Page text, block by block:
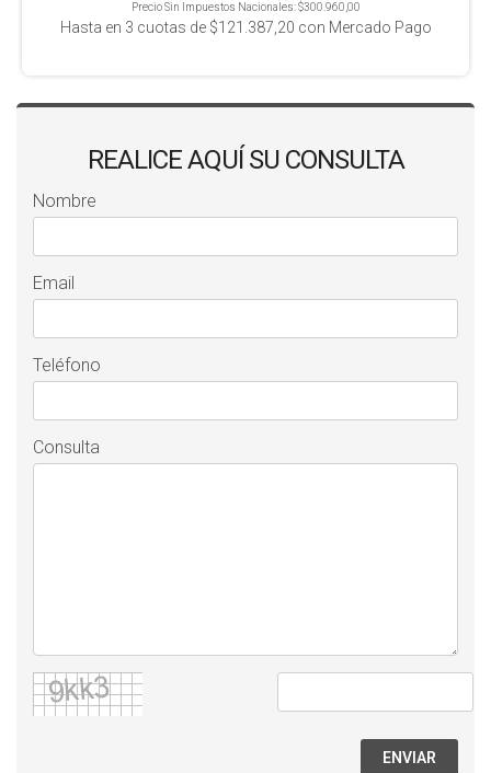
Precio Sin Impuestos Nacionales:$300.960,00
Hasta en 3 cuotas de $121.387,20 con Mercado Pago
REALICE AQUÍ SU CONSULTA
Nombre
Email
Teléfono
Consulta
ENVIAR